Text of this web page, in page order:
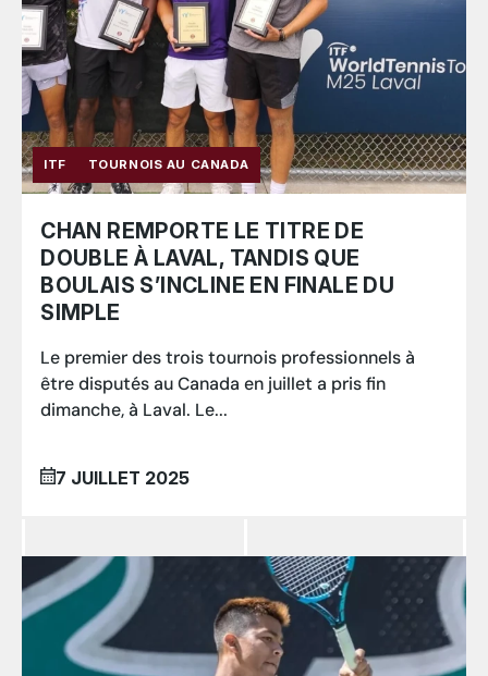
ITF TOURNOIS AU CANADA
CHAN REMPORTE LE TITRE DE
DOUBLE À LAVAL, TANDIS QUE
BOULAIS S’INCLINE EN FINALE DU
SIMPLE
Le premier des trois tournois professionnels à
être disputés au Canada en juillet a pris fin
dimanche, à Laval. Le...
7 JUILLET 2025